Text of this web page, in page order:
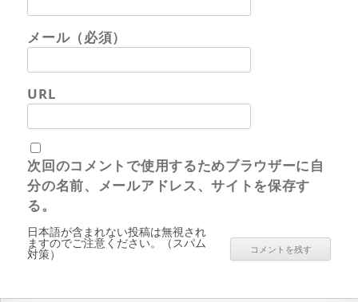
メール（必須）
URL
次回のコメントで使用するためブラウザーに自
分の名前、メールアドレス、サイトを保存す
る。
日本語が含まれない投稿は無視され
ますのでご注意ください。（スパム
対策）